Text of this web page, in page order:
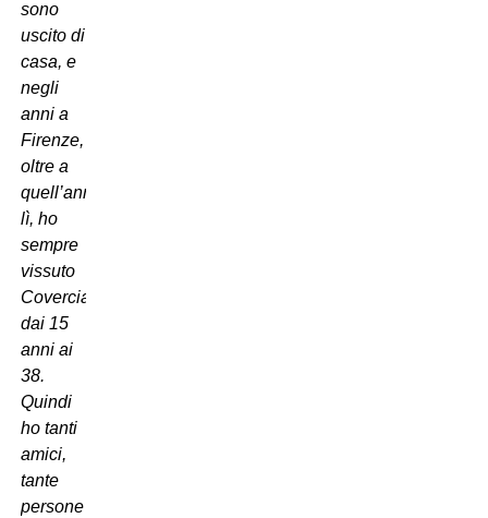
sono
uscito di
casa, e
negli
anni a
Firenze,
oltre a
quell’anno
lì, ho
sempre
vissuto
Coverciano
dai 15
anni ai
38.
Quindi
ho tanti
amici,
tante
persone